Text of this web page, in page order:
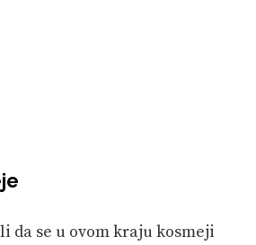
da se u ovom kraju kosmeji